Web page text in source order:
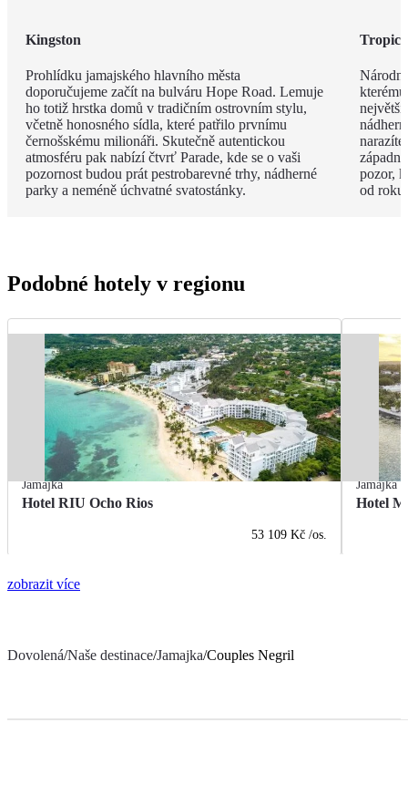
Kingston
Prohlídku jamajského hlavního města
doporučujeme začít na bulváru Hope Road. Lemuje
ho totiž hrstka domů v tradičním ostrovním stylu,
včetně honosného sídla, které patřilo prvnímu
černošskému milionáři. Skutečně autentickou
atmosféru pak nabízí čtvrť Parade, kde se o vaši
pozornost budou prát pestrobarevné trhy, nádherné
parky a neméně úchvatné svatostánky.
pozor,
od roku
Podobné hotely v regionu
Jamajka
Hotel RIU Ocho Rios
53 109 Kč /os.
Jamajka
Hotel
zobrazit více
Dovolená/Naše destinace/Jamajka/Couples Negril